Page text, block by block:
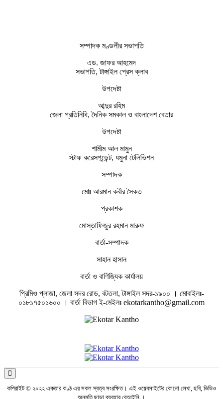
সম্পাদক মণ্ডলীর সভাপতি
এড. জাফর আহমেদ
সভাপতি, টাঙ্গাইল প্রেস ক্লাব
উপদেষ্টা
আব্দুর রহিম
জেলা প্রতিনিধি, দৈনিক সমকাল ও বাংলাদেশ বেতার
উপদেষ্টা
শামীম আল মামুন
স্টাফ করেসপন্ডেন্ট, যমুনা টেলিভিশন
সম্পাদক
মোঃ আরমান কবীর সৈকত
প্রকাশক
মোস্তাফিজুর রহমান মারুফ
বার্তা-সম্পাদক
সাহান হাসান
বার্তা ও বাণিজ্যিক কার্যালয়
প্রিমিও প্লাজা, জেলা সদর রোড, বটতলা, টাঙ্গাইল সদর-১৯০০ । মোবাইলঃ-
০১৮১৭৫০১৬০০ । বার্তা বিভাগ ই-মেইলঃ ekotarkantho@gmail.com
কপিরাইট © ২০২২ একতার কণ্ঠ এর সকল স্বত্ব সংরক্ষিত। এই ওয়েবসাইটের কোনো লেখা, ছবি, ভিডিও
অনুমতি ছাড়া ব্যবহার বেআইনি ।